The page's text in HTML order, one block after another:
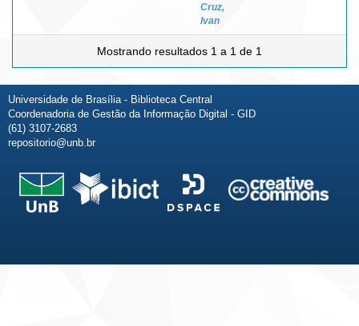
Cruz,
Ivan
Mostrando resultados 1 a 1 de 1
Universidade de Brasília - Biblioteca Central
Coordenadoria de Gestão da Informação Digital - GID
(61) 3107-2683
repositorio@unb.br